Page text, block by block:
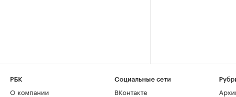
РБК
О компании
Социальные сети
ВКонтакте